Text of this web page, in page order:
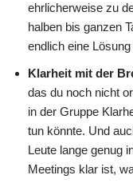
ehrlicherweise zu
halben bis ganzen
endlich eine Lösung
Klarheit mit der
das du noch nicht
in der Gruppe
tun könnte. Und
Leute lange genug
Meetings klar ist,